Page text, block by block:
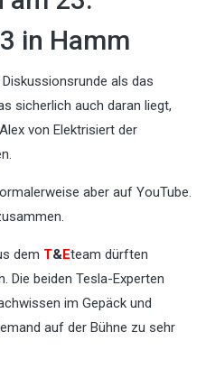
in Hamm
als das
sicherlich auch daran liegt,
von Elektrisiert der
aber auf YouTube.
dem T&Eteam dürften
Die beiden Tesla-Experten
im Gepäck und
auf der Bühne zu sehr